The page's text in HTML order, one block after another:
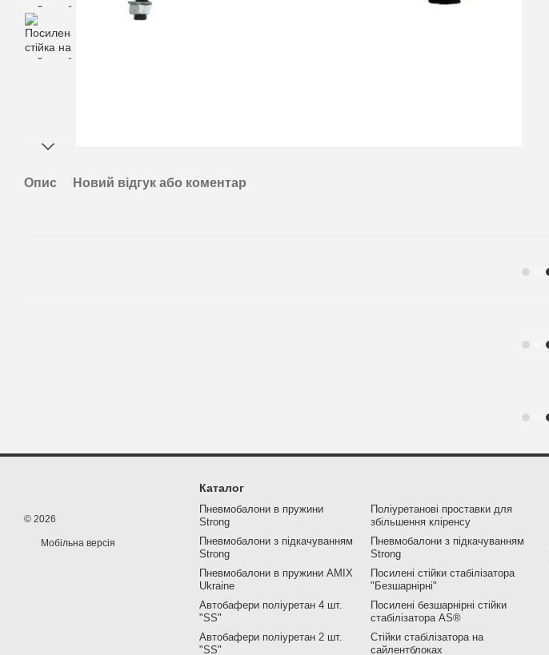
Опис Новий відгук або коментар
© 2026
Мобільна версія
Каталог
Пневмобалони в пружини
Strong
Пневмобалони з підкачуванням
Strong
Пневмобалони в пружини AMIX
Ukraine
Автобафери поліуретан 4 шт.
"SS"
Автобафери поліуретан 2 шт.
"SS"
Поліуретанові проставки для
збільшення кліренсу
Пневмобалони з підкачуванням
Strong
Посилені стійки стабілізатора
"Безшарнірні"
Посилені безшарнірні стійки
стабілізатора AS®
Стійки стабілізатора на
сайлентблоках